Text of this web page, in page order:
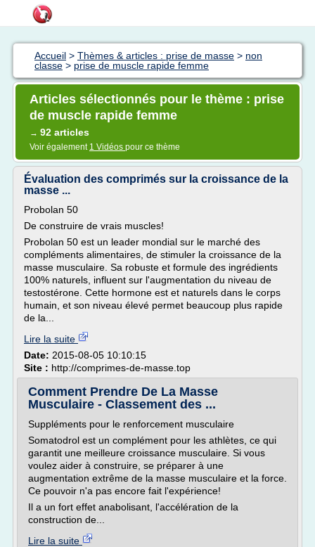
Accueil > Thèmes & articles : prise de masse > non
classe > prise de muscle rapide femme
Articles sélectionnés pour le thème : prise
de muscle rapide femme
→ 92 articles
Voir également 1 Vidéos pour ce thème
Évaluation des comprimés sur la croissance de la
masse ...
Probolan 50
De construire de vrais muscles!
Probolan 50 est un leader mondial sur le marché des
compléments alimentaires, de stimuler la croissance de la
masse musculaire. Sa robuste et formule des ingrédients
100% naturels, influent sur l'augmentation du niveau de
testostérone. Cette hormone est et naturels dans le corps
humain, et son niveau élevé permet beaucoup plus rapide
de la...
Lire la suite
Date: 2015-08-05 10:10:15
Site : http://comprimes-de-masse.top
Comment Prendre De La Masse
Musculaire - Classement des ...
Suppléments pour le renforcement musculaire
Somatodrol est un complément pour les athlètes, ce qui
garantit une meilleure croissance musculaire. Si vous
voulez aider à construire, se préparer à une
augmentation extrême de la masse musculaire et la force.
Ce pouvoir n'a pas encore fait l'expérience!
Il a un fort effet anabolisant, l'accélération de la
construction de...
Lire la suite